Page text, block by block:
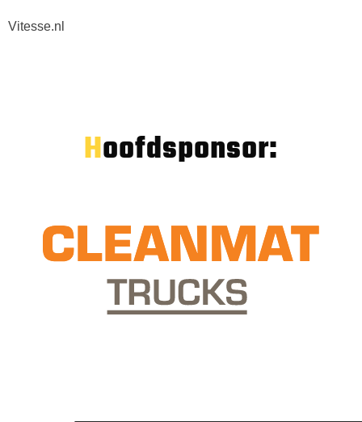
Vitesse.nl
Hoofdsponsor: